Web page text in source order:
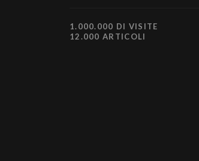
1.000.000 DI VISITE
12.000 ARTICOLI